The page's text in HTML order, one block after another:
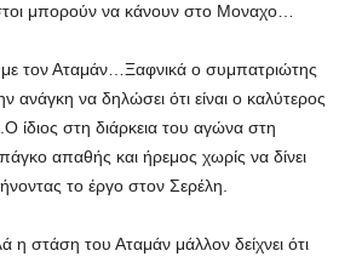
μπορούν να κάνουν στο Μοναχο…
με τον Αταμάν…Ξαφνικά ο συμπατριώτης
ανάγκη να δηλώσει ότι είναι ο καλύτερος
ίδιος στη διάρκεια του αγώνα στη
απαθής και ήρεμος χωρίς να δίνει
το έργο στον Σερέλη.
η στάση του Αταμάν μάλλον δείχνει ότι